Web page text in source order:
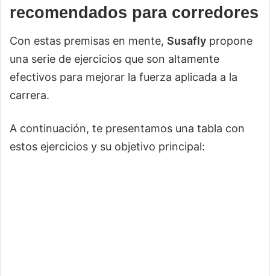
recomendados para corredores
Con estas premisas en mente, Susafly propone
una serie de ejercicios que son altamente
efectivos para mejorar la fuerza aplicada a la
carrera.
A continuación, te presentamos una tabla con
estos ejercicios y su objetivo principal: